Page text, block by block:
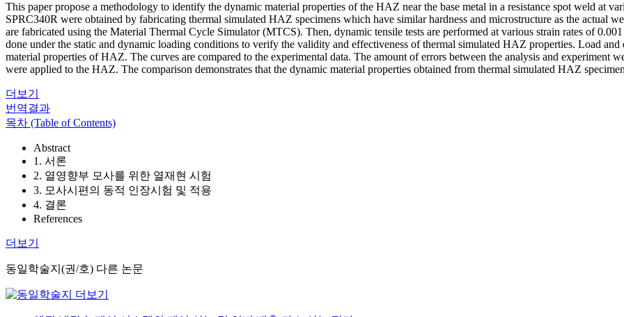
This paper propose a methodology to identify the dynamic material properties of the HAZ near the base metal in a resistance spot weld at
SPRC340R were obtained by fabricating thermal simulated HAZ specimens which have similar hardness and microstructure as the actual
are fabricated using the Material Thermal Cycle Simulator (MTCS). Then, dynamic tensile tests are performed at various strain rates of
done under the static and dynamic loading conditions to verify the validity and effectiveness of thermal simulated HAZ properties. Load
material properties of HAZ. The curves are compared to the experimental data. The amount of errors between the analysis and experiment
were applied to the HAZ. The comparison demonstrates that the dynamic material properties obtained from thermal simulated HAZ
더보기
번역결과
목차 (Table of Contents)
Abstract
1. 서론
2. 열영향부 모사를 위한 열재현 시험
3. 모사시편의 동적 인장시험 및 적용
4. 결론
References
더보기
동일학술지(권/호) 다른 논문